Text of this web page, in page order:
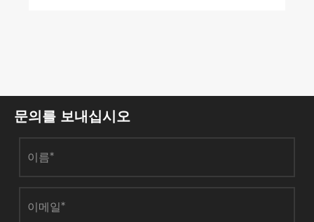
문의를 보내십시오